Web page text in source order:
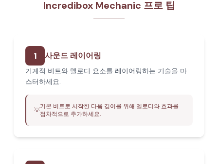
Incredibox Mechanic 프로 팁
1 사운드 레이어링
기계적 비트와 멜로디 요소를 레이어링하는 기술을 마
스터하세요.
💡기본 비트로 시작한 다음 깊이를 위해 멜로디와 효과를
점차적으로 추가하세요.